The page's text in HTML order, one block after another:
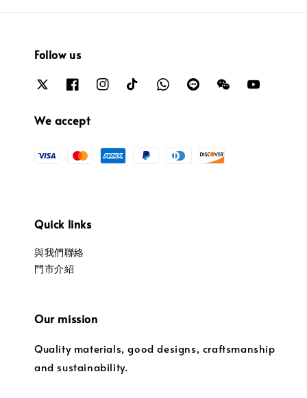
Follow us
We accept
Quick links
與我們聯絡
門市介紹
Our mission
Quality materials, good designs, craftsmanship
and sustainability.